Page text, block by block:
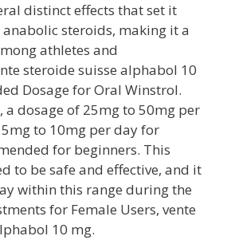
distinct effects that set it
steroids, making it a
athletes and
steroide suisse alphabol 10
Dosage for Oral Winstrol.
a dosage of 25mg to 50mg per
to 10mg per day for
for beginners. This
to be safe and effective, and it
within this range during the
for Female Users, vente
10 mg.